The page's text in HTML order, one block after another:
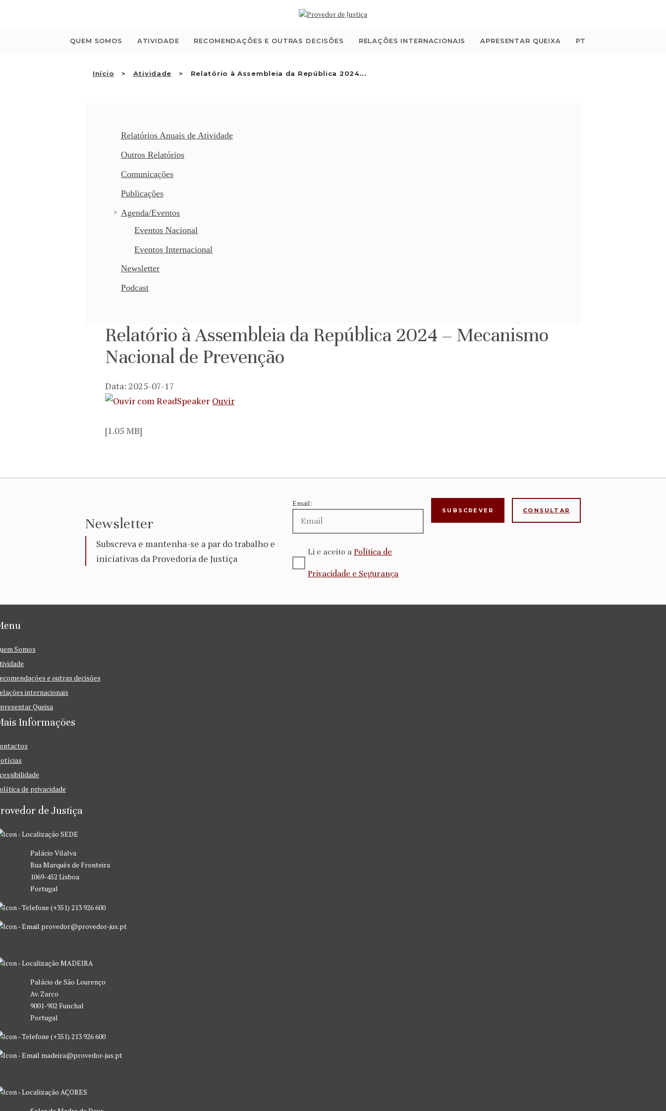
QUEM SOMOS ATIVIDADE RECOMENDAÇÕES E OUTRAS DECISÕES RELAÇÕES INTERNACIONAIS APRESENTAR QUEIXA PT
Início Atividade Relatório à Assembleia da República 2024...
QUEM SOMOS
ATIVIDADE
RECOMENDAÇÕES E
Relatórios Anuais de Atividade
Outros Relatórios
Comunicações
Publicações
Agenda/Eventos
Eventos Nacional
Eventos Internacional
Newsletter
Podcast
Relatório à Assembleia da República 2024 – Mecanismo
Nacional de Prevenção
Data: 2025-07-17
Ouvir
[1.05 MB]
Newsletter
Subscreva e mantenha-se a par do trabalho e
iniciativas da Provedoria de Justiça
Email:
Li e aceito a Política de
Privacidade e Segurança
CONSULTAR
Somos
e outras decisões
internacionais
Queixa
Informações
de privacidade
de Justiça
SEDE
Palácio Vilalva
Rua Marquês de Fronteira
1069-452 Lisboa
Portugal
(+351) 213 926 600
provedor@provedor-jus.pt
MADEIRA
Palácio de São Lourenço
Av. Zarco
9001-902 Funchal
Portugal
(+351) 213 926 600
madeira@provedor-jus.pt
AÇORES